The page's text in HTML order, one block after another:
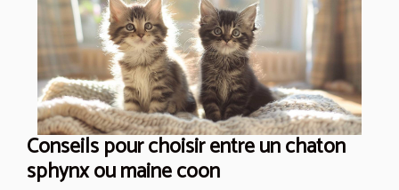
Conseils pour choisir entre un chaton
sphynx ou maine coon